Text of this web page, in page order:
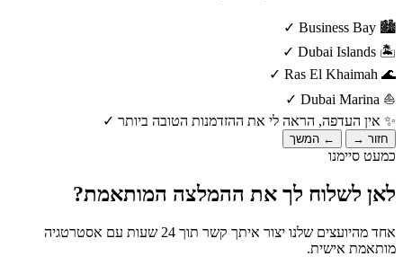
🏙️
Business Bay
✓
🏝️
Dubai Islands
✓
🌊
Ras El Khaimah
✓
⛵
Dubai Marina
✓
✨ אין העדפה, הראה לי את ההזדמנות הטובה ביותר ✓
חזור → ← המשך
כמעט סיימנו
לאן לשלוח לך את ההמלצה המותאמת?
אחד מהיועצים שלנו יצור איתך קשר תוך 24 שעות עם אסטרטגיה
מותאמת אישית.